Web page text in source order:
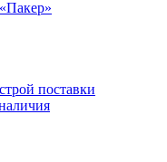
поставки